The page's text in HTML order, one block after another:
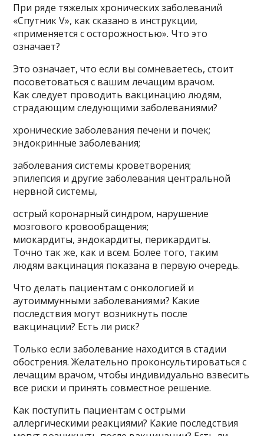
При ряде тяжелых хронических заболеваний
«Спутник V», как сказано в инструкции,
«применяется с осторожностью». Что это
означает?
Это означает, что если вы сомневаетесь, стоит
посоветоваться с вашим лечащим врачом.
Как следует проводить вакцинацию людям,
страдающим следующими заболеваниями?
хронические заболевания печени и почек;
эндокринные заболевания;
заболевания системы кроветворения;
эпилепсия и другие заболевания центральной
нервной системы,
острый коронарный синдром, нарушение
мозгового кровообращения;
миокардиты, эндокардиты, перикардиты.
Точно так же, как и всем. Более того, таким
людям вакцинация показана в первую очередь.
Что делать пациентам с онкологией и
аутоиммунными заболеваниями? Какие
последствия могут возникнуть после
вакцинации? Есть ли риск?
Только если заболевание находится в стадии
обострения. Желательно проконсультироваться с
лечащим врачом, чтобы индивидуально взвесить
все риски и принять совместное решение.
Как поступить пациентам с острыми
аллергическими реакциями? Какие последствия